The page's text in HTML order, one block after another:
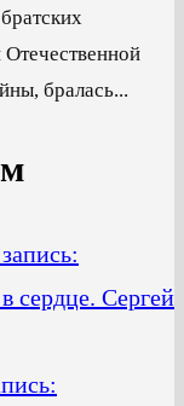
бралась...
сердце. Сергей